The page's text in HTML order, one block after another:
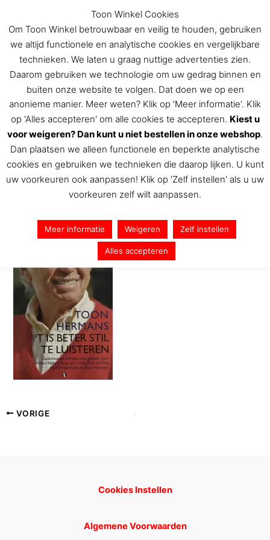
inhoud
De Toon Hermans winkel
Luisteren
DoorToon Hermans/18 augustus 2017
VORIGE
Cookies Instellen
Algemene Voorwaarden
Toon Winkel Cookies
Om Toon Winkel betrouwbaar en veilig te houden, gebruiken
we altijd functionele en analytische cookies en vergelijkbare
technieken. We laten u graag nuttige advertenties zien.
Daarom gebruiken we technologie om uw gedrag binnen en
buiten onze website te volgen. Dat doen we op een
anonieme manier. Meer weten? Klik op 'Meer informatie'. Klik
op 'Alles accepteren' om alle cookies te accepteren. Kiest u
voor weigeren? Dan kunt u niet bestellen in onze webshop.
Dan plaatsen we alleen functionele en beperkte analytische
cookies en gebruiken we technieken die daarop lijken. U kunt
uw voorkeuren ook aanpassen! Klik op 'Zelf instellen' als u uw
voorkeuren zelf wilt aanpassen.
Meer informatie Weigeren Zelf instellen
Alles accepteren